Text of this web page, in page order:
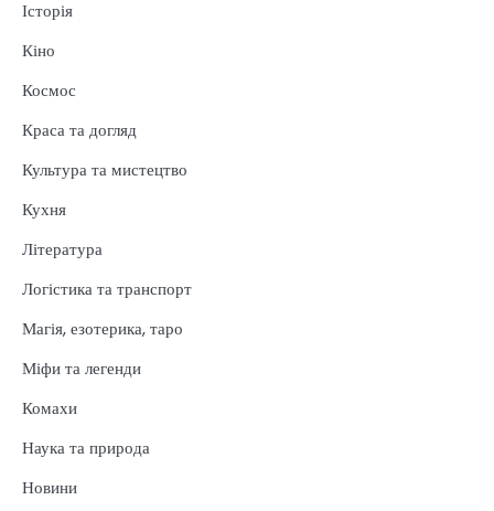
Історія
Кіно
Космос
Краса та догляд
Культура та мистецтво
Кухня
Література
Логістика та транспорт
Магія, езотерика, таро
Міфи та легенди
Комахи
Наука та природа
Новини